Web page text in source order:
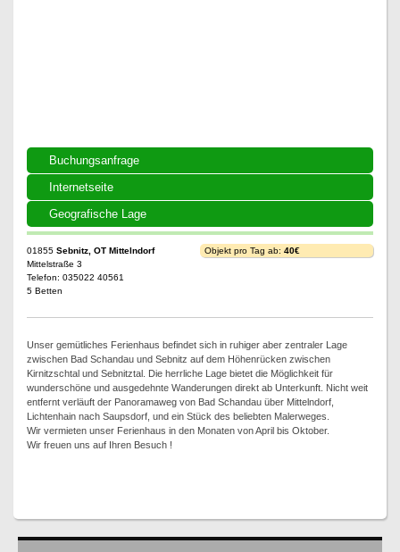
Buchungsanfrage
Internetseite
Geografische Lage
01855 Sebnitz, OT Mittelndorf
Mittelstraße 3
Telefon: 035022 40561
5 Betten
Objekt pro Tag ab: 40€
Unser gemütliches Ferienhaus befindet sich in ruhiger aber zentraler Lage
zwischen Bad Schandau und Sebnitz auf dem Höhenrücken zwischen
Kirnitzschtal und Sebnitztal. Die herrliche Lage bietet die Möglichkeit für
wunderschöne und ausgedehnte Wanderungen direkt ab Unterkunft. Nicht weit
entfernt verläuft der Panoramaweg von Bad Schandau über Mittelndorf,
Lichtenhain nach Saupsdorf, und ein Stück des beliebten Malerweges.
Wir vermieten unser Ferienhaus in den Monaten von April bis Oktober.
Wir freuen uns auf Ihren Besuch !